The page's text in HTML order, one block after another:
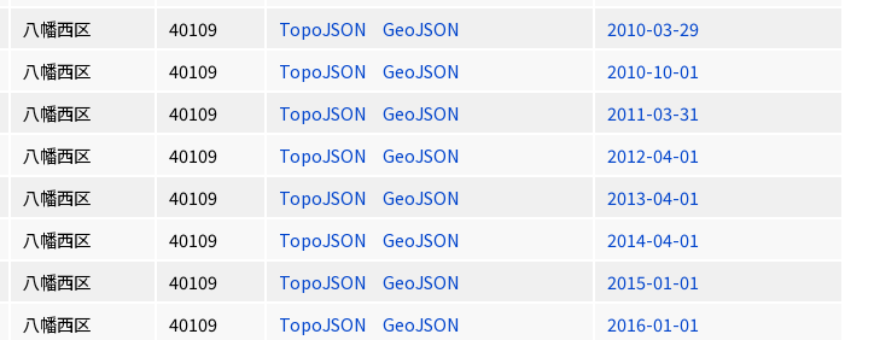
八幡西区 40109 TopoJSON GeoJSON
2010-03-29
八幡西区 40109 TopoJSON GeoJSON
2010-10-01
八幡西区 40109 TopoJSON GeoJSON
2011-03-31
八幡西区 40109 TopoJSON GeoJSON
2012-04-01
八幡西区 40109 TopoJSON GeoJSON
2013-04-01
八幡西区 40109 TopoJSON GeoJSON
2014-04-01
八幡西区 40109 TopoJSON GeoJSON
2015-01-01
八幡西区 40109 TopoJSON GeoJSON
2016-01-01